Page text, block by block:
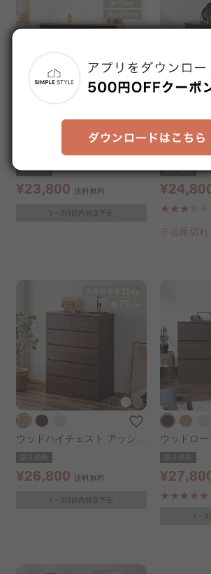
脚付きウッドチェスト ワイド
タイプ ライトナチュラル
販売価格
¥23,800 送料無料
1～3日以内発送予定
リビング
ク販売価格
※在庫切れ
ウッドハイチェスト アッシュ
ブラウン
販売価格
¥26,800 送料無料
1～3日以内発送予定
ウッドロ
ナット
販売価格
1～3